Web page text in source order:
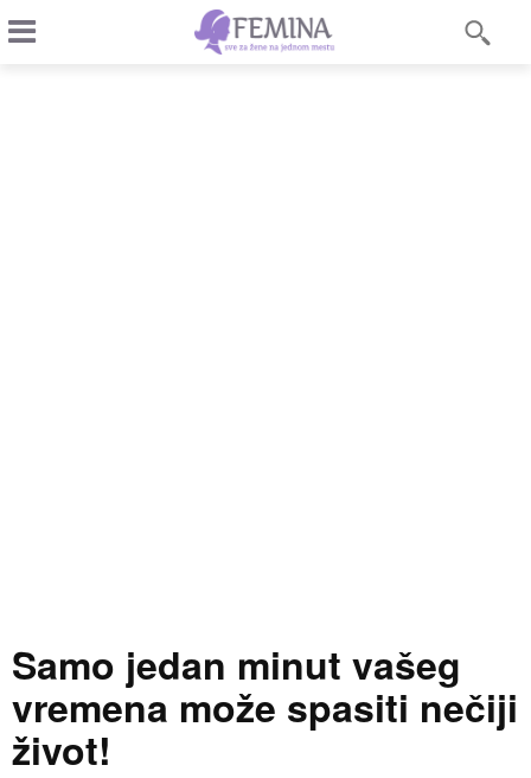
Samo jedan minut vašeg
vremena može spasiti nečiji
život!